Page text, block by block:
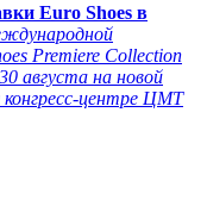
Euro Shoes в
Premiere Collection
августа на новой
конгресс-центре ЦМТ